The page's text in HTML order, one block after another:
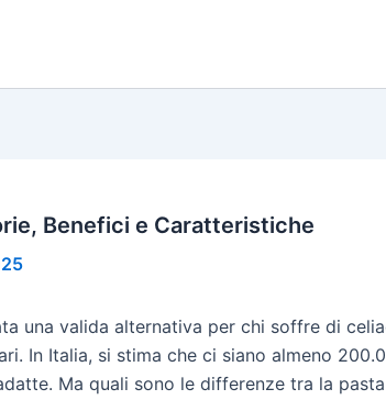
Benefici e Caratteristiche
una valida alternativa per chi soffre di
In Italia, si stima che ci siano almeno
Ma quali sono le differenze tra la